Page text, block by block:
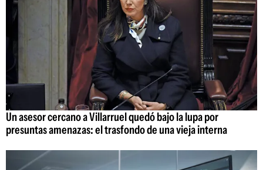
Un asesor cercano a Villarruel quedó bajo la lupa por
presuntas amenazas: el trasfondo de una vieja interna